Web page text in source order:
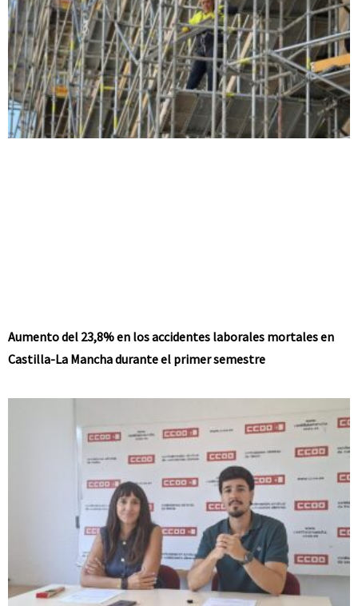
Aumento del 23,8% en los accidentes laborales mortales en
Castilla-La Mancha durante el primer semestre